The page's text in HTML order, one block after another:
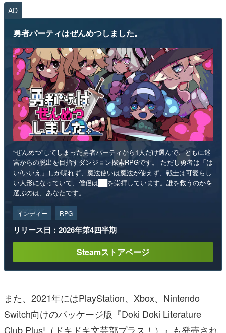
AD
勇者パーティはぜんめつしました。
“ぜんめつ”してしまった勇者パーティから1人だけ選んで、ともに迷
宮からの脱出を目指すダンジョン探索RPGです。 ただし勇者は「は
い/いいえ」しか喋れず、魔法使いは魔法が使えず、戦士は可愛らし
い人形になっていて、僧侶は██を崇拝しています。誰を救うのかを
選ぶのは、あなたです。
インディー RPG
リリース日：2026年第4四半期
Steamストアページ
また、2021年にはPlayStation、Xbox、Nintendo
Switch向けのパッケージ版『Doki Doki Literature
Club Plus!（ドキドキ文芸部プラス！）』も発売され